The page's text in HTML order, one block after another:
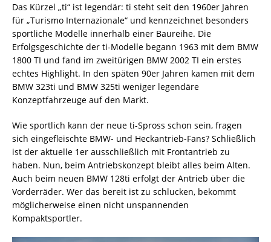
Das Kürzel „ti“ ist legendär: ti steht seit den 1960er Jahren
für „Turismo Internazionale“ und kennzeichnet besonders
sportliche Modelle innerhalb einer Baureihe. Die
Erfolgsgeschichte der ti-Modelle begann 1963 mit dem BMW
1800 TI und fand im zweitürigen BMW 2002 TI ein erstes
echtes Highlight. In den späten 90er Jahren kamen mit dem
BMW 323ti und BMW 325ti weniger legendäre
Konzeptfahrzeuge auf den Markt.
Wie sportlich kann der neue ti-Spross schon sein, fragen
sich eingefleischte BMW- und Heckantrieb-Fans? Schließlich
ist der aktuelle 1er ausschließlich mit Frontantrieb zu
haben. Nun, beim Antriebskonzept bleibt alles beim Alten.
Auch beim neuen BMW 128ti erfolgt der Antrieb über die
Vorderräder. Wer das bereit ist zu schlucken, bekommt
möglicherweise einen nicht unspannenden
Kompaktsportler.